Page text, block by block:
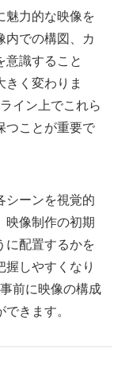
魅力的な映像を
内での構図、カ
意識すること
きく変わりま
イン上でこれら
つことが重要で
シーンを視覚的
映像制作の初期
に配置するかを
握しやすくなり
前に映像の構成
きます。